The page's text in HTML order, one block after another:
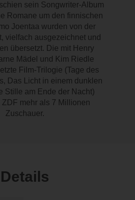
sein Songwriter-Album
Romane um den finnischen
Joentaa wurden von der
vielfach ausgezeichnet und
übersetzt. Die mit Henry
Mädel und Kim Riedle
Film-Trilogie (Tage des
Das Licht in einem dunklen
Stille am Ende der Nacht)
ZDF mehr als 7 Millionen
Zuschauer.
Details